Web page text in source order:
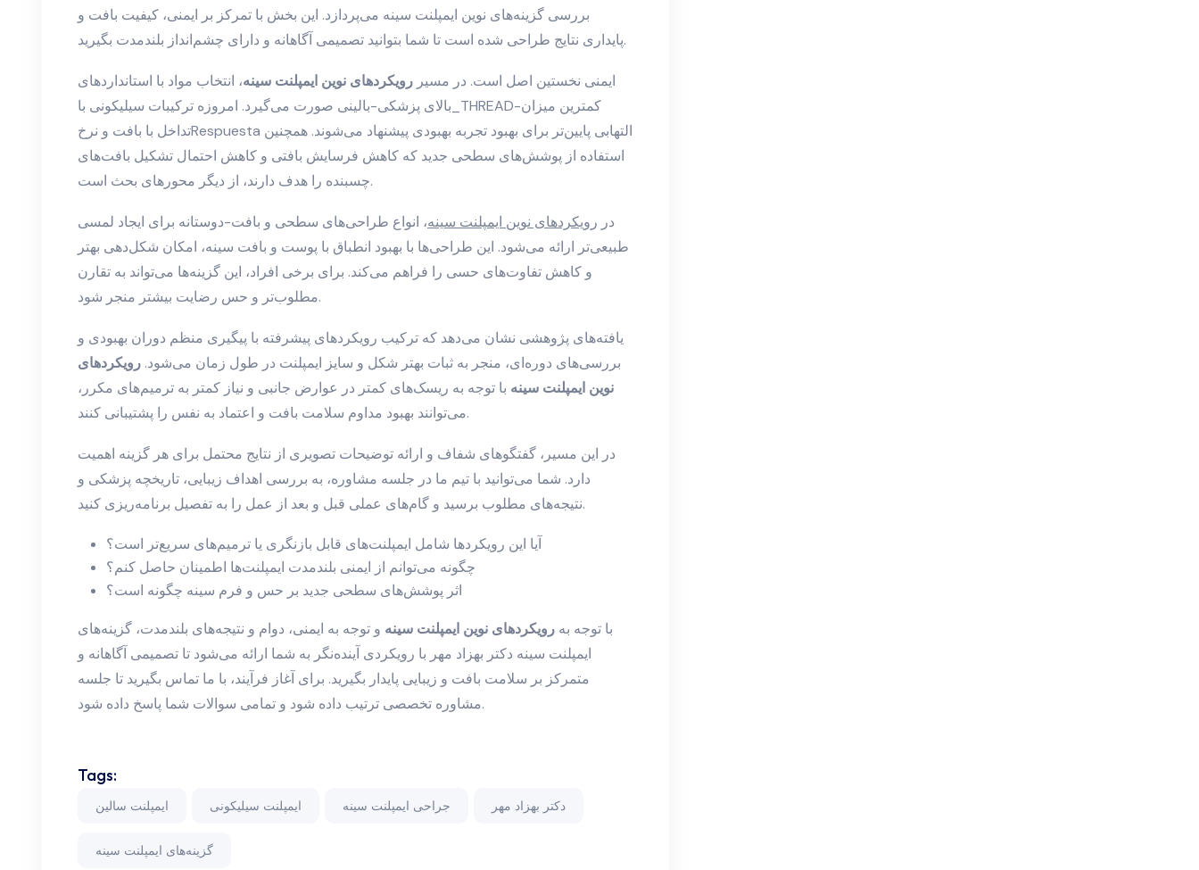
بررسی گزینه‌های نوین ایمپلنت سینه می‌پردازد. این بخش با تمرکز بر ایمنی، کیفیت بافت و
پایداری نتایج طراحی شده است تا شما بتوانید تصمیمی آگاهانه و دارای چشم‌انداز بلندمدت بگیرید.
ایمنی نخستین اصل است. در مسیر رویکرد‌های نوین ایمپلنت سینه، انتخاب مواد با استانداردهای
بالای پزشکی-بالینی صورت می‌گیرد. امروزه ترکیبات سیلیکونی با_THREAD-کمترین میزان
تداخل با بافت و نرخRespuesta التهابی پایین‌تر برای بهبود تجربه بهبودی پیشنهاد می‌شوند. همچنین
استفاده از پوشش‌های سطحی جدید که کاهش فرسایش بافتی و کاهش احتمال تشکیل بافت‌های
چسبنده را هدف دارند، از دیگر محورهای بحث است.
در رویکرد‌های نوین ایمپلنت سینه، انواع طراحی‌های سطحی و بافت-دوستانه برای ایجاد لمسی
طبیعی‌تر ارائه می‌شود. این طراحی‌ها با بهبود انطباق با پوست و بافت سینه، امکان شکل‌دهی بهتر
و کاهش تفاوت‌های حسی را فراهم می‌کند. برای برخی افراد، این گزینه‌ها می‌تواند به تقارن
مطلوب‌تر و حس رضایت بیشتر منجر شود.
یافته‌های پژوهشی نشان می‌دهد که ترکیب رویکردهای پیشرفته با پیگیری منظم دوران بهبودی و
بررسی‌های دوره‌ای، منجر به ثبات بهتر شکل و سایز ایمپلنت در طول زمان می‌شود. رویکرد‌های
نوین ایمپلنت سینه با توجه به ریسک‌های کمتر در عوارض جانبی و نیاز کمتر به ترمیم‌های مکرر،
می‌توانند بهبود مداوم سلامت بافت و اعتماد به نفس را پشتیبانی کنند.
در این مسیر، گفتگوهای شفاف و ارائه توضیحات تصویری از نتایج محتمل برای هر گزینه اهمیت
دارد. شما می‌توانید با تیم ما در جلسه مشاوره، به بررسی اهداف زیبایی، تاریخچه پزشکی و
نتیجه‌های مطلوب برسید و گام‌های عملی قبل و بعد از عمل را به تفصیل برنامه‌ریزی کنید.
آیا این رویکردها شامل ایمپلنت‌های قابل بازنگری یا ترمیم‌های سریع‌تر است؟
چگونه می‌توانم از ایمنی بلندمدت ایمپلنت‌ها اطمینان حاصل کنم؟
اثر پوشش‌های سطحی جدید بر حس و فرم سینه چگونه است؟
با توجه به رویکرد‌های نوین ایمپلنت سینه و توجه به ایمنی، دوام و نتیجه‌های بلندمدت، گزینه‌های
ایمپلنت سینه دکتر بهزاد مهر با رویکردی آینده‌نگر به شما ارائه می‌شود تا تصمیمی آگاهانه و
متمرکز بر سلامت بافت و زیبایی پایدار بگیرید. برای آغاز فرآیند، با ما تماس بگیرید تا جلسه
مشاوره تخصصی ترتیب داده شود و تمامی سوالات شما پاسخ داده شود.
Tags:
ایمپلنت سالین ایمپلنت سیلیکونی جراحی ایمپلنت سینه دکتر بهزاد مهر
گزینه‌های ایمپلنت سینه